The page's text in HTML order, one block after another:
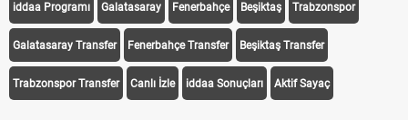
iddaa Programı Galatasaray Fenerbahçe Beşiktaş Trabzonspor
Galatasaray Transfer Fenerbahçe Transfer Beşiktaş Transfer
Trabzonspor Transfer Canlı İzle iddaa Sonuçları Aktif Sayaç